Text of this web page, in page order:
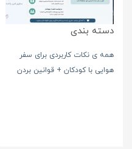
دسته بندی
همه ی نکات کاربردی برای سفر
هوایی با کودکان + قوانین بردن